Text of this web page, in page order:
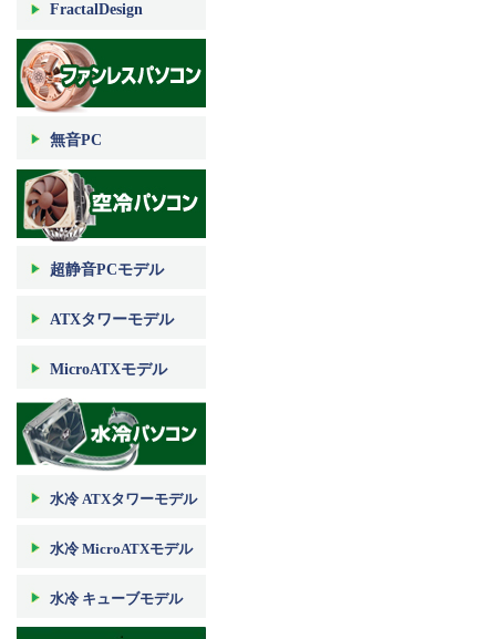
FractalDesign
無音PC
超静音PCモデル
ATXタワーモデル
MicroATXモデル
水冷 ATXタワーモデル
水冷 MicroATXモデル
水冷 キューブモデル